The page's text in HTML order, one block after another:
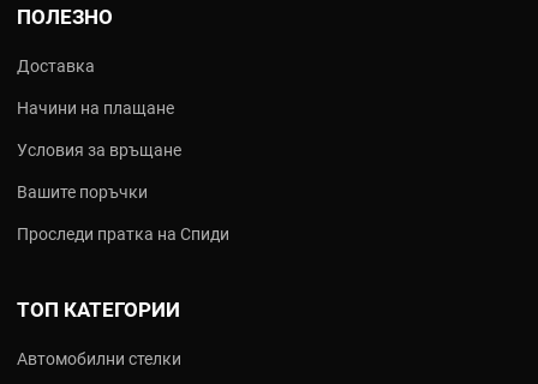
ПОЛЕЗНО
Доставка
Начини на плащане
Условия за връщане
Вашите поръчки
Проследи пратка на Спиди
ТОП КАТЕГОРИИ
Автомобилни стелки